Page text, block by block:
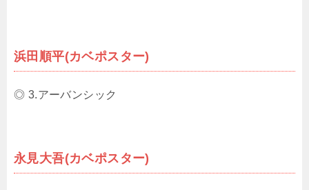
浜田順平(カベポスター)
◎ 3.アーバンシック
永見大吾(カベポスター)